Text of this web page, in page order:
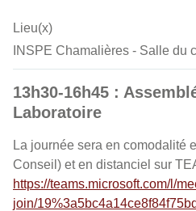
Lieu(x)
INSPE Chamalières - Salle du
13h30-16h45 :
Laboratoire
La journée sera en comodalité
Conseil) et en distanciel sur
https://teams.microsoft.com/l/
join/